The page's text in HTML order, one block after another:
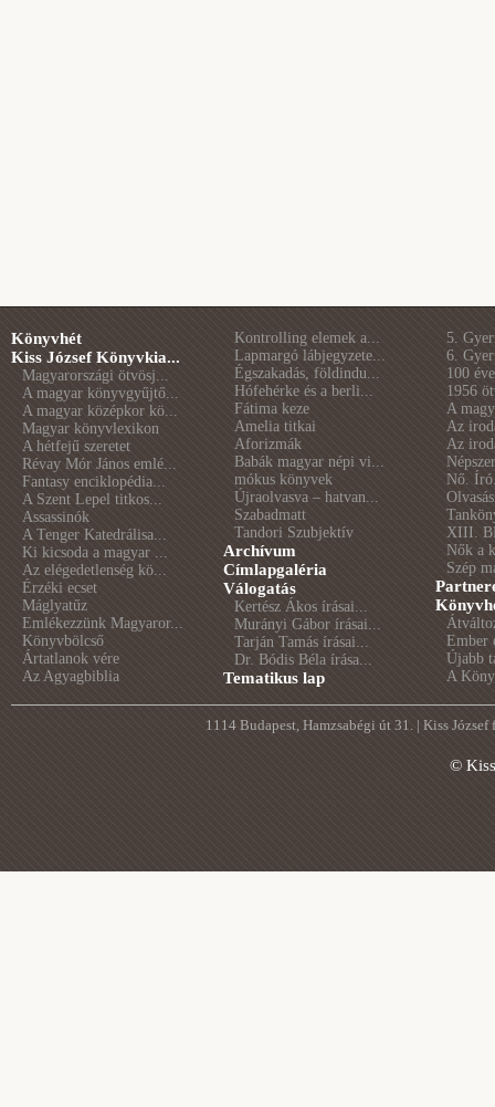
Könyvhét
Kiss József Könyvkia...
Magyarországi ötvösj...
A magyar könyvgyűjtő...
A magyar középkor kö...
Magyar könyvlexikon
A hétfejű szeretet
Révay Mór János emlé...
Fantasy enciklopédia...
A Szent Lepel titkos...
Assassinók
A Tenger Katedrálisa...
Ki kicsoda a magyar ...
Az elégedetlenség kö...
Érzéki ecset
Máglyatűz
Emlékezzünk Magyaror...
Könyvbölcső
Ártatlanok vére
Az Agyagbiblia
Kontrolling elemek a...
Lapmargó lábjegyzete...
Égszakadás, földindu...
Hófehérke és a berli...
Fátima keze
Amelia titkai
Aforizmák
Babák magyar népi vi...
mókus könyvek
Újraolvasva – hatvan...
Szabadmatt
Tandori Szubjektív
Archívum
Címlapgaléria
Válogatás
Kertész Ákos írásai...
Murányi Gábor írásai...
Tarján Tamás írásai...
Dr. Bódis Béla írása...
Tematikus lap
5.
6.
100
1956
A
Az
Az
Nő.
XIII.
Nők a
Szép
Ember
Újabb
A
1114 Budapest, Hamzsabégi út 31. | Kiss
©